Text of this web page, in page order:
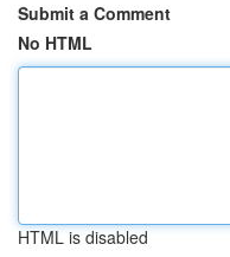
Submit a Comment
No HTML
HTML is disabled